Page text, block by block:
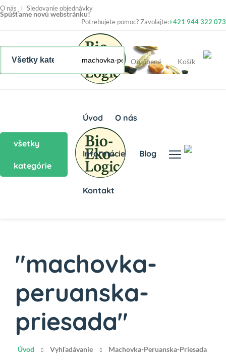
O nás Sledovanie objednávky
Spúšťame novú webstránku!
Potrebujete pomoc? Zavolajte:+421 944 322 073
Obľúbené Košík
všetky
kategórie
Úvod O nás
Informácie Blog
Kontakt
"machovka-
peruanska-
priesada"
Úvod Vyhľadávanie Machovka-Peruanska-Priesada